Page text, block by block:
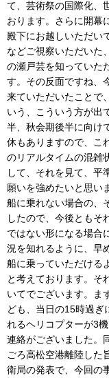
て、芸術祭の国際化、
おります。さらに開幕
殿下にお越しいただい
などご視察いただいた
の瀬戸芸を知っていた
す。その反面ですね、
来ていただいたことで
いう、こういう方が出
半、秋会期後半に向け
休もありますので、こ
のリアルタイムの混雑
して、それを見て、平
願いを強めたいと思い
船に乗れない場合の、
したので、今後ともそ
ではない形になる場合
況を知れるように、早
船に乗っていただける
と考えております。そ
いてでございます。ま
ども、当日の15時過ぎ
れるヘリコプターが3
連絡がございました。
ごろ高松空港離陸した
衛局の発表で、今回の